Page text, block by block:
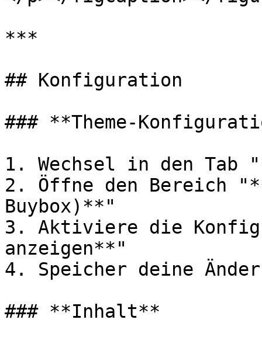
***
## Konfiguration
### **Theme-
1. Wechsel in den Tab
2. Öffne den Bereich
Buybox)**"
3. Aktiviere die
anzeigen**"
4. Speicher deine
### **Inhalt**